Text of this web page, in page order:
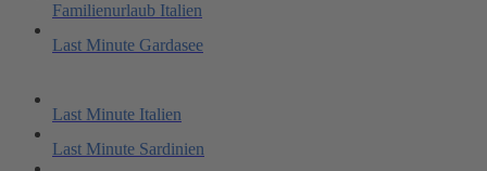
Familienurlaub Italien
Last Minute Gardasee
Last Minute Italien
Last Minute Sardinien